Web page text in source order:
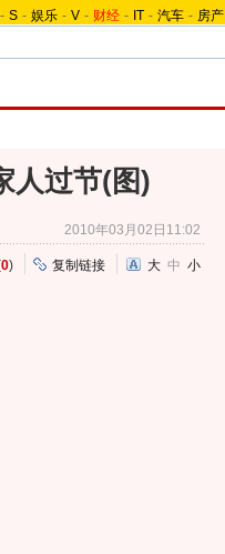
- S - 娱乐 - V - 财经 - IT - 汽车 - 房产
人过节(图)
2010年03月02日11:02
0) 复制链接 大 中 小